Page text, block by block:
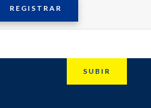
REGISTRAR
SUBIR